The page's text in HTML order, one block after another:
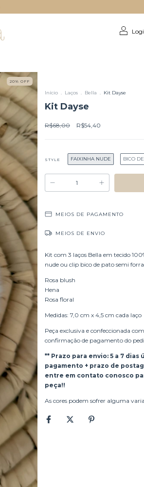
20% OFF
Início . Laços . Bella . Kit Dayse
Kit Dayse
R$68,00 R$54,40
STYLE FAIXINHA NUDE BICO
MEIOS DE PAGAMENTO
MEIOS DE ENVIO
Kit com 3 laços Bella em tecido
nude ou clip bico de pato semi
Rosa blush
Hena
Rosa floral
Medidas: 7,0 cm x 4,5 cm cada laço
Peça exclusiva e confeccionada
confirmação de pagamento do
** Prazo para envio: 5 a 7
pagamento + prazo de
entre em contato conosco
peça!!
As cores podem sofrer alguma